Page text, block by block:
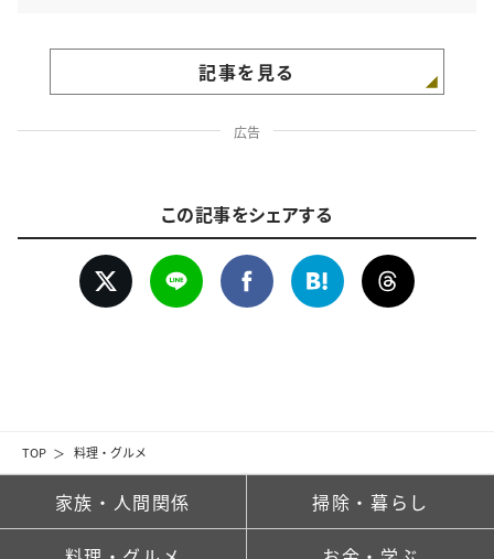
TOP 料理・グルメ
記事を見る
広告
この記事をシェアする
家族・人間関係 掃除・暮らし